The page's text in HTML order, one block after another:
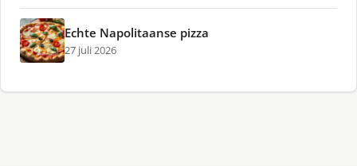
Echte Napolitaanse pizza
27 juli 2026